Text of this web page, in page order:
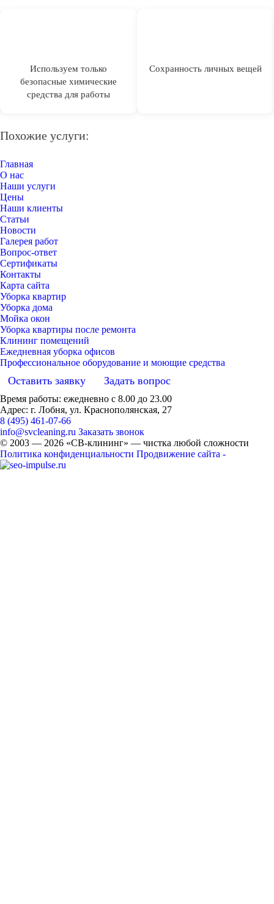
Используем только
безопасные химические
средства для работы
Сохранность личных вещей
Похожие услуги:
Главная
О нас
Наши услуги
Цены
Наши клиенты
Статьи
Новости
Галерея работ
Вопрос-ответ
Сертификаты
Контакты
Карта сайта
Уборка квартир
Уборка дома
Мойка окон
Уборка квартиры после ремонта
Клининг помещений
Ежедневная уборка офисов
Профессиональное оборудование и моющие средства
Оставить заявку Задать вопрос
Время работы: ежедневно с 8.00 до 23.00
Адрес: г. Лобня, ул. Краснополянская, 27
8 (495) 461-07-66
info@svcleaning.ru Заказать звонок
© 2003 — 2026 «СВ-клининг» — чистка любой сложности
Политика конфиденциальности Продвижение сайта -